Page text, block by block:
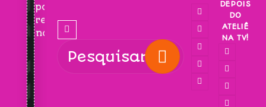
para
receber
novidades!
DEPOIS
DO
ATELIÊ
NA TV!